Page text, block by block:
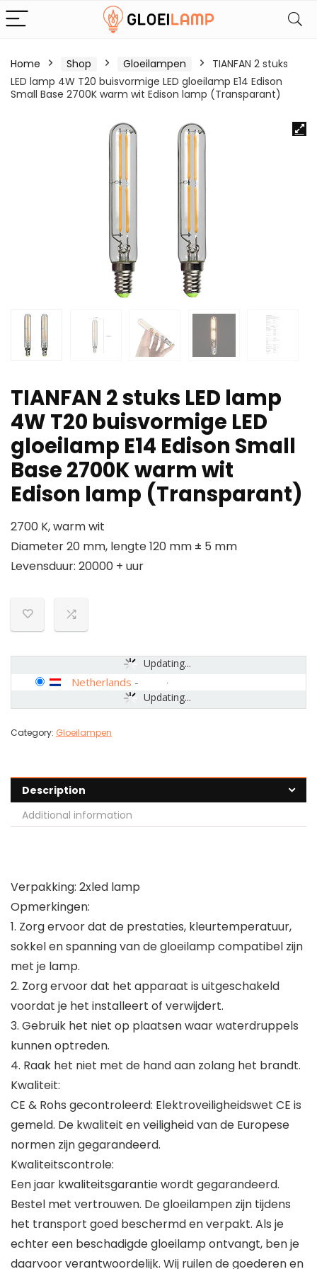
Home Shop Gloeilampen
TIANFAN 2 stuks
LED lamp 4W T20 buisvormige LED gloeilamp E14 Edison
Small Base 2700K warm wit Edison lamp (Transparant)
TIANFAN 2 stuks LED lamp
4W T20 buisvormige LED
gloeilamp E14 Edison Small
Base 2700K warm wit
Edison lamp (Transparant)
2700 K, warm wit
Diameter 20 mm, lengte 120 mm ± 5 mm
Levensduur: 20000 + uur
Updating...
Updating...
Netherlands -
Category: Gloeilampen
Description
Additional information
Verpakking: 2xled lamp
Opmerkingen:
1. Zorg ervoor dat de prestaties, kleurtemperatuur,
sokkel en spanning van de gloeilamp compatibel zijn
met je lamp.
2. Zorg ervoor dat het apparaat is uitgeschakeld
voordat je het installeert of verwijdert.
3. Gebruik het niet op plaatsen waar waterdruppels
kunnen optreden.
4. Raak het niet met de hand aan zolang het brandt.
Kwaliteit:
CE & Rohs gecontroleerd: Elektroveiligheidswet CE is
gemeld. De kwaliteit en veiligheid van de Europese
normen zijn gegarandeerd.
Kwaliteitscontrole:
Een jaar kwaliteitsgarantie wordt gegarandeerd.
Bestel met vertrouwen. De gloeilampen zijn tijdens
het transport goed beschermd en verpakt. Als je
echter een beschadigde gloeilamp ontvangt, ben je
daarvoor verantwoordelijk. Wij ruilen de goederen en